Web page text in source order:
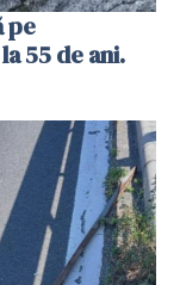
pe
55 de ani.